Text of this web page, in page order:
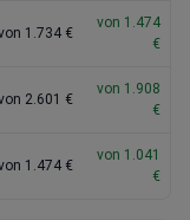
1.734 €
von 1.474
€
2.601 €
von 1.908
€
1.474 €
von 1.041
€